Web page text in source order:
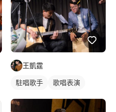
王凱霆
駐唱歌手 歌唱表演